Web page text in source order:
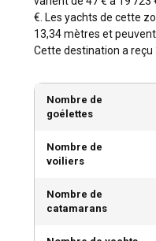
aux récifs coralliens
destination vous offre
d'Azur est une Mecque
moteur, avec ses ports
avec ses myriades
un mélange envoûtant
d'îles tranquilles. Au-
Bahamas et les Îles
incontournable, offrant
plages vierges et des
orques, des phoques et
€. Les yachts de cette
13,34 mètres et
Cette destination a reçu
Nombre de
goélettes
Nombre de
voiliers
Nombre de
catamarans